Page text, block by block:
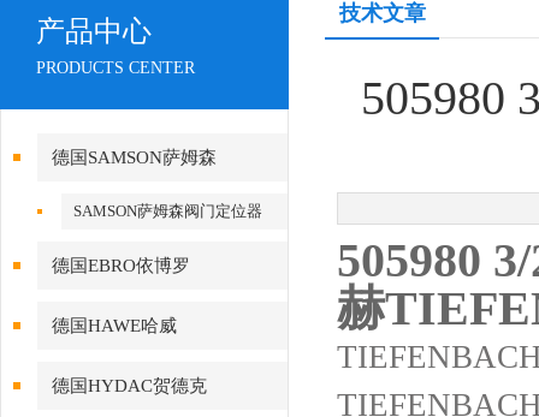
产品中心
PRODUCTS CENTER
德国SAMSON萨姆森
SAMSON萨姆森阀门定位器
德国EBRO依博罗
德国HAWE哈威
德国HYDAC贺德克
技术文章
505980
505980
赫